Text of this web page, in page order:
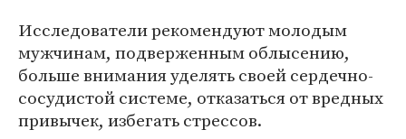
Исследователи рекомендуют молодым
мужчинам, подверженным облысению,
больше внимания уделять своей сердечно-
сосудистой системе, отказаться от вредных
привычек, избегать стрессов.